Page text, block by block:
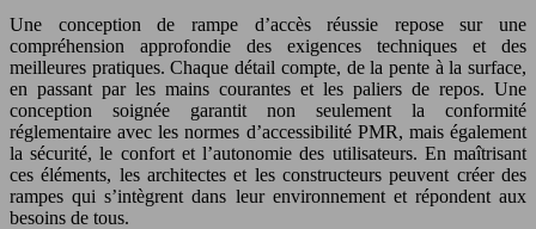
Une conception de rampe d’accès réussie repose sur une
compréhension approfondie des exigences techniques et des
meilleures pratiques. Chaque détail compte, de la pente à la surface,
en passant par les mains courantes et les paliers de repos. Une
conception soignée garantit non seulement la conformité
réglementaire avec les normes d’accessibilité PMR, mais également
la sécurité, le confort et l’autonomie des utilisateurs. En maîtrisant
ces éléments, les architectes et les constructeurs peuvent créer des
rampes qui s’intègrent dans leur environnement et répondent aux
besoins de tous.